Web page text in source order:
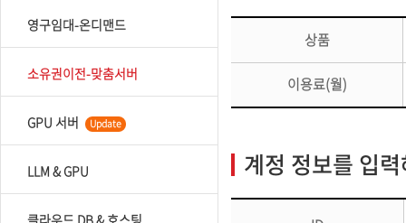
영구임대-온디맨드
소유권이전-맞춤서버
GPU 서버 Update
LLM & GPU
클라우드 DB & 호스팅
상품
이용료(월)
계정 정보를 입